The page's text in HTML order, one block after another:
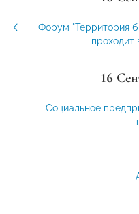
Форум "Территория
проходит
16
Социальное